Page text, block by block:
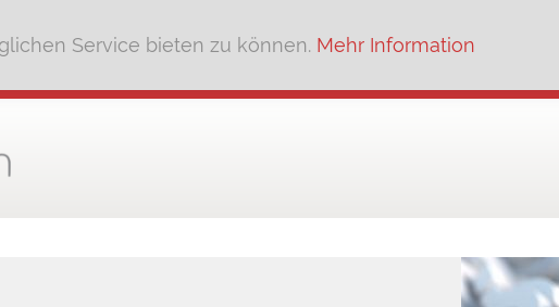
Service bieten zu können. Mehr Information